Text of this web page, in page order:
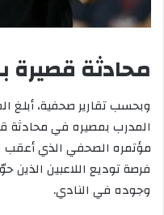
محادثة قصيرة
وبحسب تقارير صحفية، أبلغ
مؤتمره الصحفي الذي أعقب
فرصة توديع اللاعبين
وجوده في النادي.